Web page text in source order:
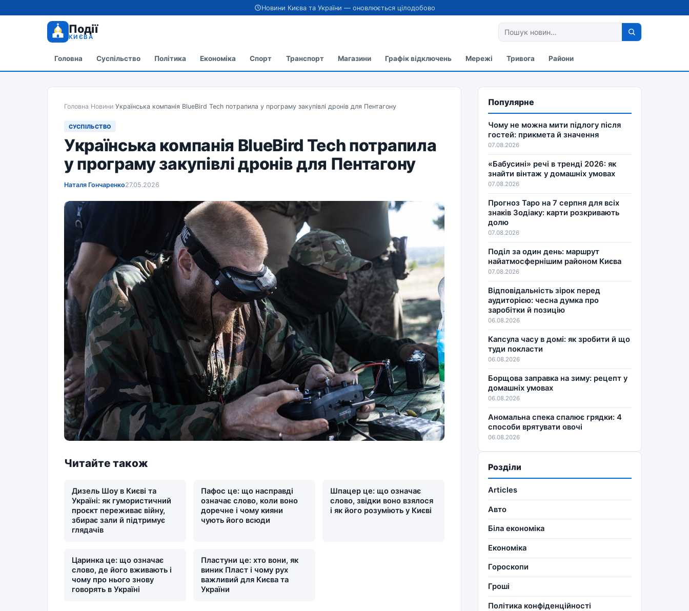
Новини Києва та України — оновлюється цілодобово
Події
КИЄВА
Головна Суспільство Політика Економіка Спорт Транспорт Магазини Графік відключень Мережі Тривога Райони
Головна/Новини/Українська компанія BlueBird Tech потрапила у програму закупівлі дронів для Пентагону
СУСПІЛЬСТВО
Українська компанія BlueBird Tech потрапила
у програму закупівлі дронів для Пентагону
Наталя Гончаренко27.05.2026
Читайте також
Дизель Шоу в Києві та
Україні: як гумористичний
проєкт переживає війну,
збирає зали й підтримує
глядачів
Пафос це: що насправді
означає слово, коли воно
доречне і чому кияни
чують його всюди
Шпацер це: що означає
слово, звідки воно взялося
і як його розуміють у Києві
Царинка це: що означає
слово, де його вживають і
чому про нього знову
говорять в Україні
Пластуни це: хто вони, як
виник Пласт і чому рух
важливий для Києва та
України
Популярне
Чому не можна мити підлогу після
гостей: прикмета й значення
07.08.2026
«Бабусині» речі в тренді 2026: як
знайти вінтаж у домашніх умовах
07.08.2026
Прогноз Таро на 7 серпня для всіх
знаків Зодіаку: карти розкривають
долю
07.08.2026
Поділ за один день: маршрут
найатмосфернішим районом Києва
07.08.2026
Відповідальність зірок перед
аудиторією: чесна думка про
заробітки й позицію
06.08.2026
Капсула часу в домі: як зробити й що
туди покласти
06.08.2026
Борщова заправка на зиму: рецепт у
домашніх умовах
06.08.2026
Аномальна спека спалює грядки: 4
способи врятувати овочі
06.08.2026
Розділи
Articles
Авто
Біла економіка
Економіка
Гороскопи
Гроші
Політика конфіденційності